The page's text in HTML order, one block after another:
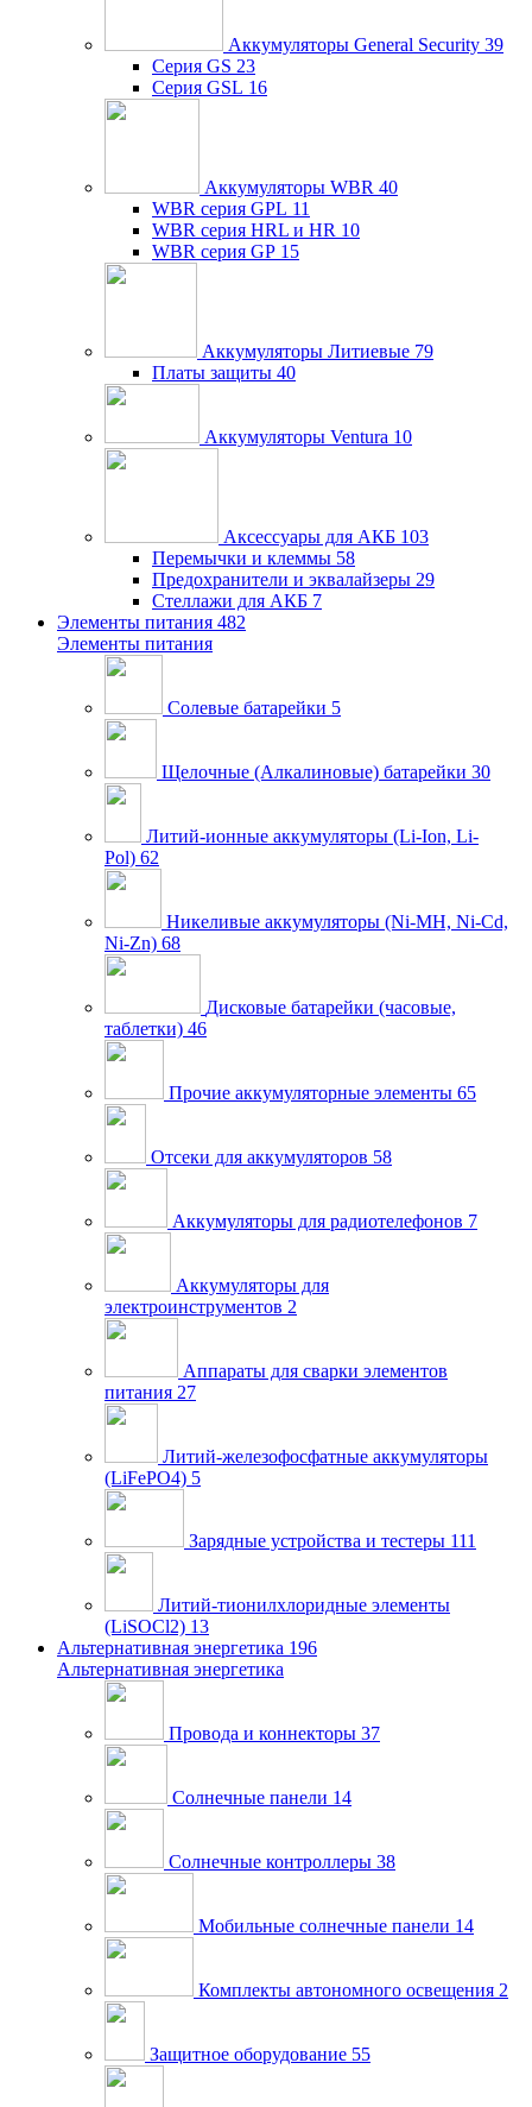
Аккумуляторы General Security 39
Серия GS 23
Серия GSL 16
Аккумуляторы WBR 40
WBR серия GPL 11
WBR серия HRL и HR 10
WBR серия GP 15
Аккумуляторы Литиевые 79
Платы защиты 40
Аккумуляторы Ventura 10
Аксессуары для АКБ 103
Перемычки и клеммы 58
Предохранители и эквалайзеры 29
Стеллажи для АКБ 7
Элементы питания 482
Элементы питания
Солевые батарейки 5
Щелочные (Алкалиновые) батарейки 30
Литий-ионные аккумуляторы (Li-Ion, Li-
Pol) 62
Никеливые аккумуляторы (Ni-MH, Ni-Cd,
Ni-Zn) 68
Дисковые батарейки (часовые,
таблетки) 46
Прочие аккумуляторные элементы 65
Отсеки для аккумуляторов 58
Аккумуляторы для радиотелефонов 7
Аккумуляторы для
электроинструментов 2
Аппараты для сварки элементов
питания 27
Литий-железофосфатные аккумуляторы
(LiFePO4) 5
Зарядные устройства и тестеры 111
Литий-тионилхлоридные элементы
(LiSOCl2) 13
Альтернативная энергетика 196
Альтернативная энергетика
Провода и коннекторы 37
Солнечные панели 14
Солнечные контроллеры 38
Мобильные солнечные панели 14
Комплекты автономного освещения 2
Защитное оборудование 55